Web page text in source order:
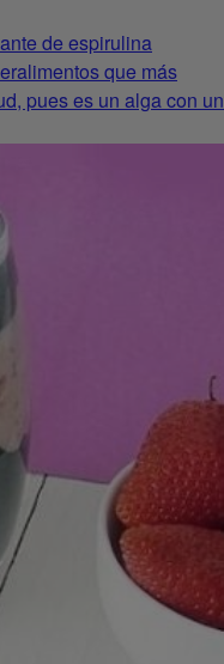
de espirulina
que más
pues es un alga con un